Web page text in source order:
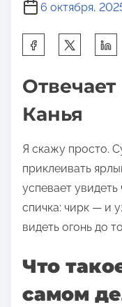
6 октября,
д
л
с
т
й
Канья
Я скажу просто.
приклеивать
успевает
спичка: чирк — и
видеть огонь до
Что
самом